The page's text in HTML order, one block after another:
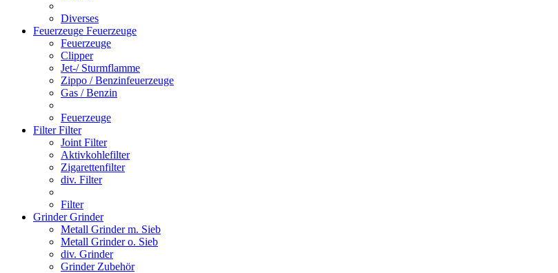
Diverses
Feuerzeuge Feuerzeuge
Feuerzeuge
Clipper
Jet-/ Sturmflamme
Zippo / Benzinfeuerzeuge
Gas / Benzin
Feuerzeuge
FilterFilter
Joint Filter
Aktivkohlefilter
Zigarettenfilter
div. Filter
Filter
GrinderGrinder
Metall Grinder m. Sieb
Metall Grinder o. Sieb
div. Grinder
Grinder Zubehör